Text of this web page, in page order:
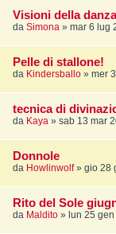
Visioni della
da Simona » mar 6 lug
Pelle di stallone!
da Kindersballo » mer
tecnica di
da Kaya » sab 13 mar
Donnole
da Howlinwolf» gio 28
Rito del Sole
da Maldito » lun 25